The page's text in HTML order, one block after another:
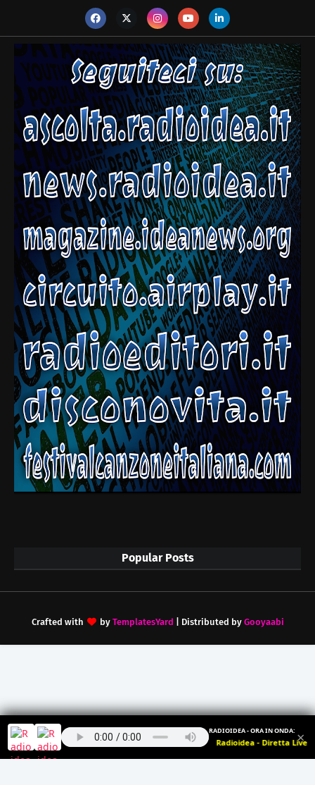
RADIOIDEA - ORA IN ONDA:
Radioidea - Diretta Live×
Popular Posts
Crafted with by TemplatesYard | Distributed by Gooyaabi